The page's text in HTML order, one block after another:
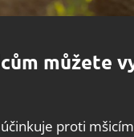
můžete
proti